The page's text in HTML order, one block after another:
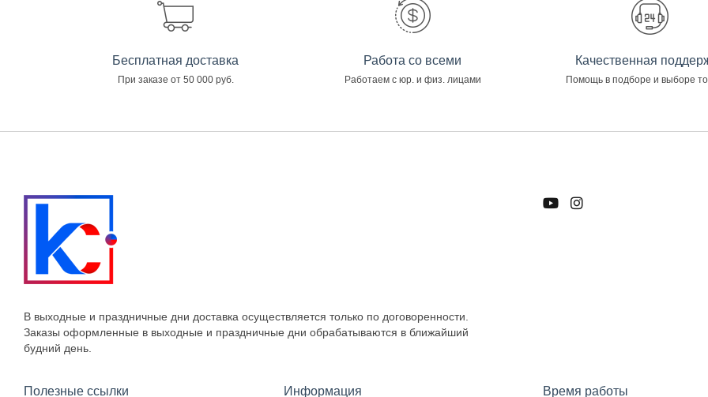
Бесплатная доставка
При заказе от 50 000 руб.
Работа со всеми
Работаем с юр. и физ. лицами
Качественная
Помощь в подборе и выборе
В выходные и праздничные дни доставка осуществляется только по договоренности.
Заказы оформленные в выходные и праздничные дни обрабатываются в ближайший
будний день.
Полезные ссылки Информация Время работы